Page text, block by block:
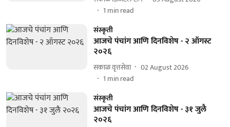
1 min read
संस्कृती
आजचे पंचांग आणि दिनविशेष - २ ऑगस्ट
२०२६
सकाळ वृत्तसेवा
02 August 2026
1 min read
संस्कृती
आजचे पंचांग आणि दिनविशेष - ३१ जुलै
२०२६